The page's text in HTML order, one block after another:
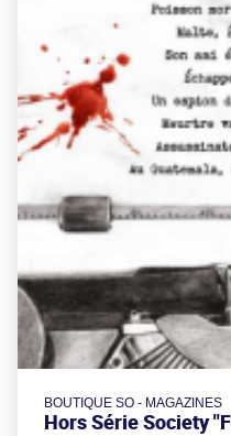
BOUTIQUE SO - MAGAZINES
Hors Série Society